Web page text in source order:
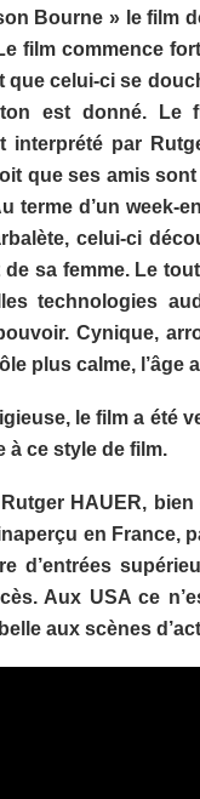
Bourne » le film
film commence
celui-ci se
est donné. Le
interprété par
que ses amis
terme d’un
celui-ci
sa femme. Le
technologies
Cynique,
plus calme, l’âge
le film a été
à ce style de film.
HAUER,
en France,
d’entrées
Aux USA ce
aux scènes